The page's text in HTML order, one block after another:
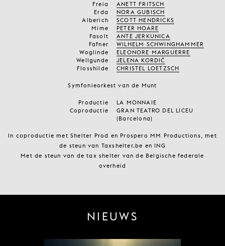
Freia
ANETT FRITSCH
Erda
NORA GUBISCH
Alberich
SCOTT HENDRICKS
Mime
PETER HOARE
Fasolt
ANTE JERKUNICA
Fafner
WILHELM SCHWINGHAMMER
Woglinde
ELEONORE MARGUERRE
Wellgunde
JELENA KORDIĆ
Flosshilde
CHRISTEL LOETZSCH
Symfonieorkest van de Munt
Productie
LA MONNAIE
Coproductie
GRAN TEATRO DEL LICEU
(Barcelona)
In coproductie met Shelter Prod en Prospero MM Productions, met
de steun van Taxshelter.be en ING
Met de steun van de tax shelter van de Belgische federale
overheid
NIEUWS